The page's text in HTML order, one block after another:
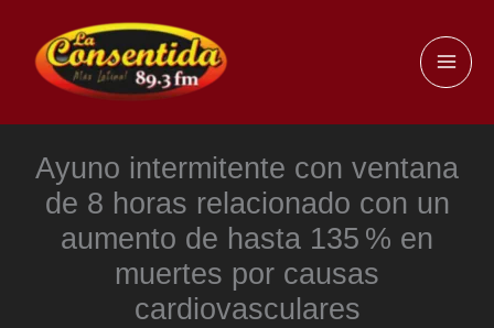
contenido
Ayuno intermitente con ventana
de 8 horas relacionado con un
aumento de hasta 135 % en
muertes por causas
cardiovasculares